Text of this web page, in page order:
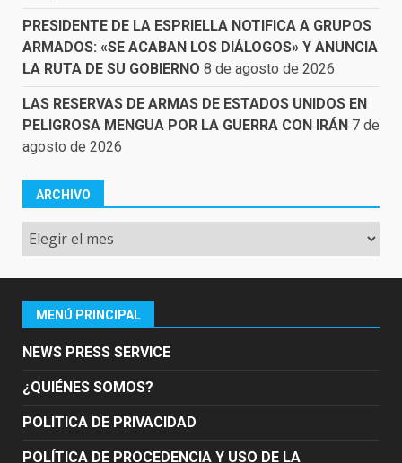
PRESIDENTE DE LA ESPRIELLA NOTIFICA A GRUPOS
ARMADOS: «SE ACABAN LOS DIÁLOGOS» Y ANUNCIA
LA RUTA DE SU GOBIERNO 8 de agosto de 2026
LAS RESERVAS DE ARMAS DE ESTADOS UNIDOS EN
PELIGROSA MENGUA POR LA GUERRA CON IRÁN 7 de
agosto de 2026
ARCHIVO
Archivo
MENÚ PRINCIPAL
NEWS PRESS SERVICE
¿QUIÉNES SOMOS?
POLITICA DE PRIVACIDAD
POLÍTICA DE PROCEDENCIA Y USO DE LA